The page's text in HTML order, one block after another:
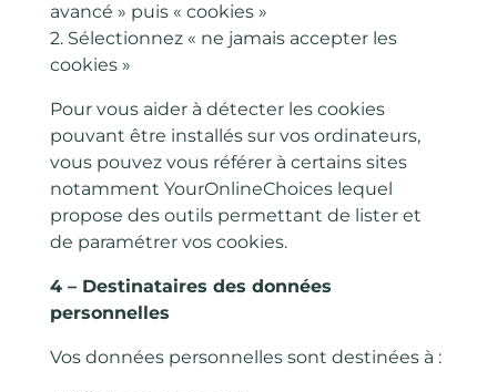
avancé » puis « cookies »
2. Sélectionnez « ne jamais accepter les
cookies »
Pour vous aider à détecter les cookies
pouvant être installés sur vos ordinateurs,
vous pouvez vous référer à certains sites
notamment YourOnlineChoices lequel
propose des outils permettant de lister et
de paramétrer vos cookies.
4 – Destinataires des données
personnelles
Vos données personnelles sont destinées à :